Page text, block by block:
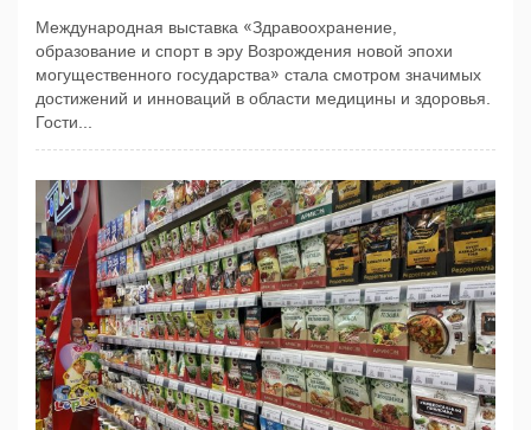
Международная выставка «Здравоохранение,
образование и спорт в эру Возрождения новой эпохи
могущественного государства» стала смотром значимых
достижений и инноваций в области медицины и здоровья.
Гости...